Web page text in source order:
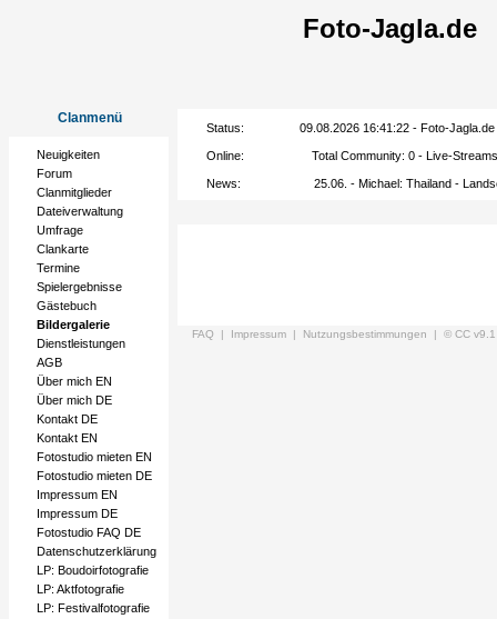
Foto-Jagla.de
Clanmenü
Neuigkeiten
Forum
Clanmitglieder
Dateiverwaltung
Umfrage
Clankarte
Termine
Spielergebnisse
Gästebuch
Bildergalerie
Dienstleistungen
AGB
Über mich EN
Über mich DE
Kontakt DE
Kontakt EN
Fotostudio mieten EN
Fotostudio mieten DE
Impressum EN
Impressum DE
Fotostudio FAQ DE
Datenschutzerklärung
LP: Boudoirfotografie
LP: Aktfotografie
LP: Festivalfotografie
Status: 09.08.2026 16:41:22 - Foto-
Online: Total Community: 0 - Live-
News: 25.06. - Michael: Thailand -
FAQ | Impressum | Nutzungsbestimmungen | © CC v9.1